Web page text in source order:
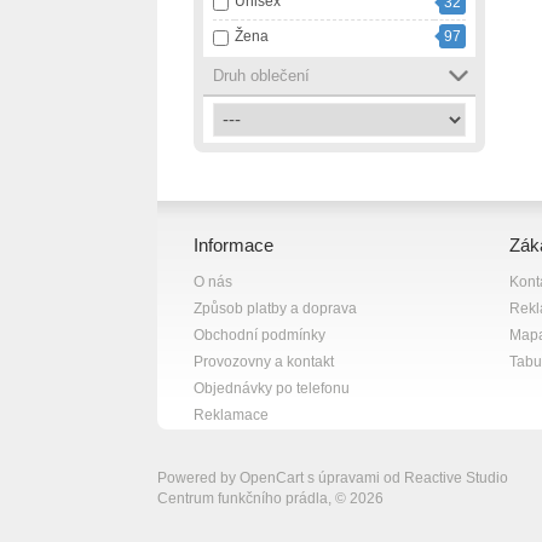
růžová
13
smetanová
1
tmavě modrá
1
2
černá s fialovou
červená
šedá
Žena
97
Druh oblečení
Informace
O nás
Způsob platby a doprava
Obchodní podmínky
Provozovny a kontakt
Objednávky po telefonu
Reklamace
Powered by OpenCart s úpravami od Reactive Studio
Centrum funkčního prádla, © 2026